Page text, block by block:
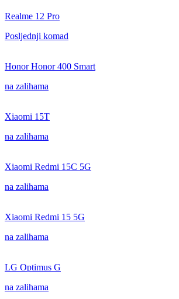
Realme 12 Pro
Posljednji komad
Honor Honor 400 Smart
na zalihama
Xiaomi 15T
na zalihama
Xiaomi Redmi 15C 5G
na zalihama
Xiaomi Redmi 15 5G
na zalihama
LG Optimus G
na zalihama